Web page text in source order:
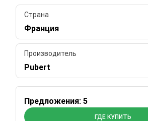
Страна
Франция
Производитель
Pubert
Предложения: 5
ГДЕ КУПИТЬ